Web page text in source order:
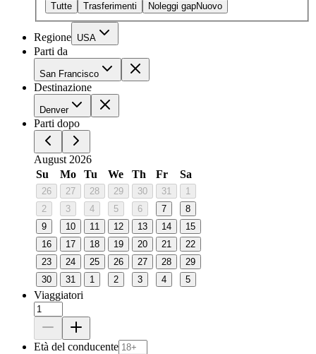
Tutte Trasferimenti Noleggi gapNuovo
Regione USA
Parti da
San Francisco
Destinazione
Denver
Parti dopo
August 2026
Su
Mo Tu We Th Fr Sa
26 27 28 29 30 31
1
2
3 4 5 6 7
8
9
10 11 12 13 14
15
16
17 18 19 20 21
22
23
24 25 26 27 28
29
30
31 1 2 3 4 5
Viaggiatori
Età del conducente